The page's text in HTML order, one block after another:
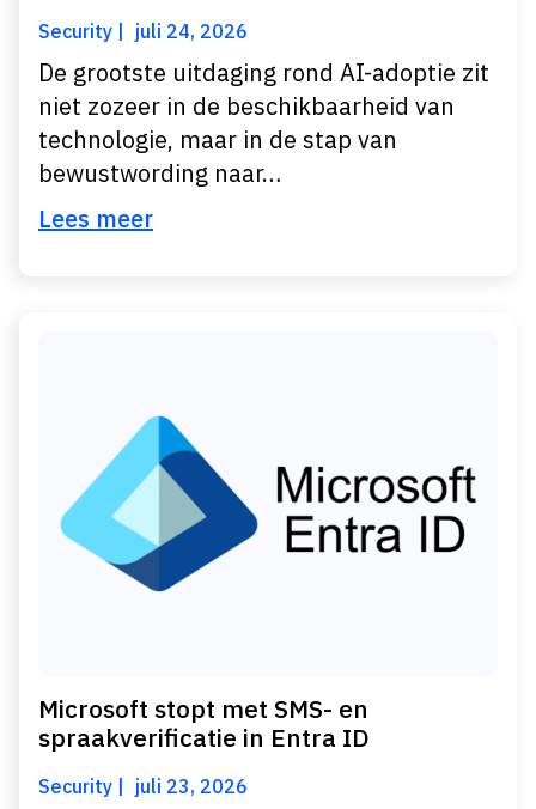
Security juli 24, 2026
De grootste uitdaging rond AI-adoptie zit
niet zozeer in de beschikbaarheid van
technologie, maar in de stap van
bewustwording naar…
Lees meer
Microsoft stopt met SMS- en
spraakverificatie in Entra ID
Security juli 23, 2026